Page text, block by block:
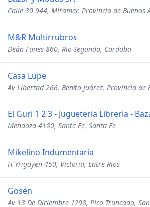
Calle 30 944, Miramar, Provincia de Buenos
M&R Multirrubros
Deán Funes 860, Rio Segundo, Cordoba
Casa Lupe
Av Libertad 266, Benito Juárez, Provincia de
Mendoza 4180, Santa Fe, Santa Fe
Mikelino Indumentaria
H Yrigoyen 450, Victoria, Entre Rios
Gosén
Av 13 De Diciembre 1298, Pico Truncado,